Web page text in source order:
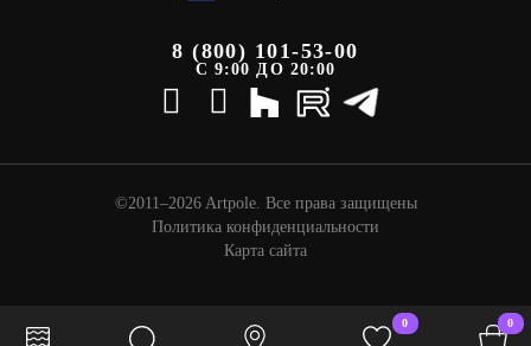
0 0
8 (800) 101-53-00
С 9:00 ДО 20:00
©2011–2026 Artpole. Все права защищены
Политика конфиденциальности
Карта сайта